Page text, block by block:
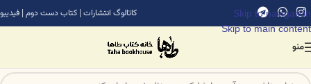
Skip to navigation
Skip to main content
کاتالوگ انتشارات | کتاب دست دوم | فیدیبو
منو